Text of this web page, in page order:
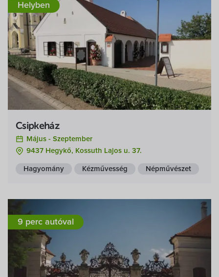
Helyben
Csipkeház
Május - Szeptember
9437 Hegykő, Kossuth Lajos u. 37.
Hagyomány Kézművesség Népművészet
9 perc autóval